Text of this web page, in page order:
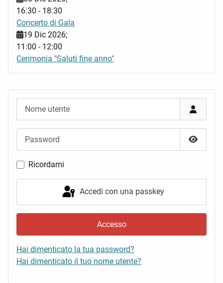
Mostra
Ricordami
Accedi con una passkey
Accesso
Hai dimenticato la tua password?
Hai dimenticato il tuo nome utente?
16:30 - 18:30
Concerto di Gala
19 Dic 2026;
11:00 - 12:00
Cerimonia "Saluti fine anno"